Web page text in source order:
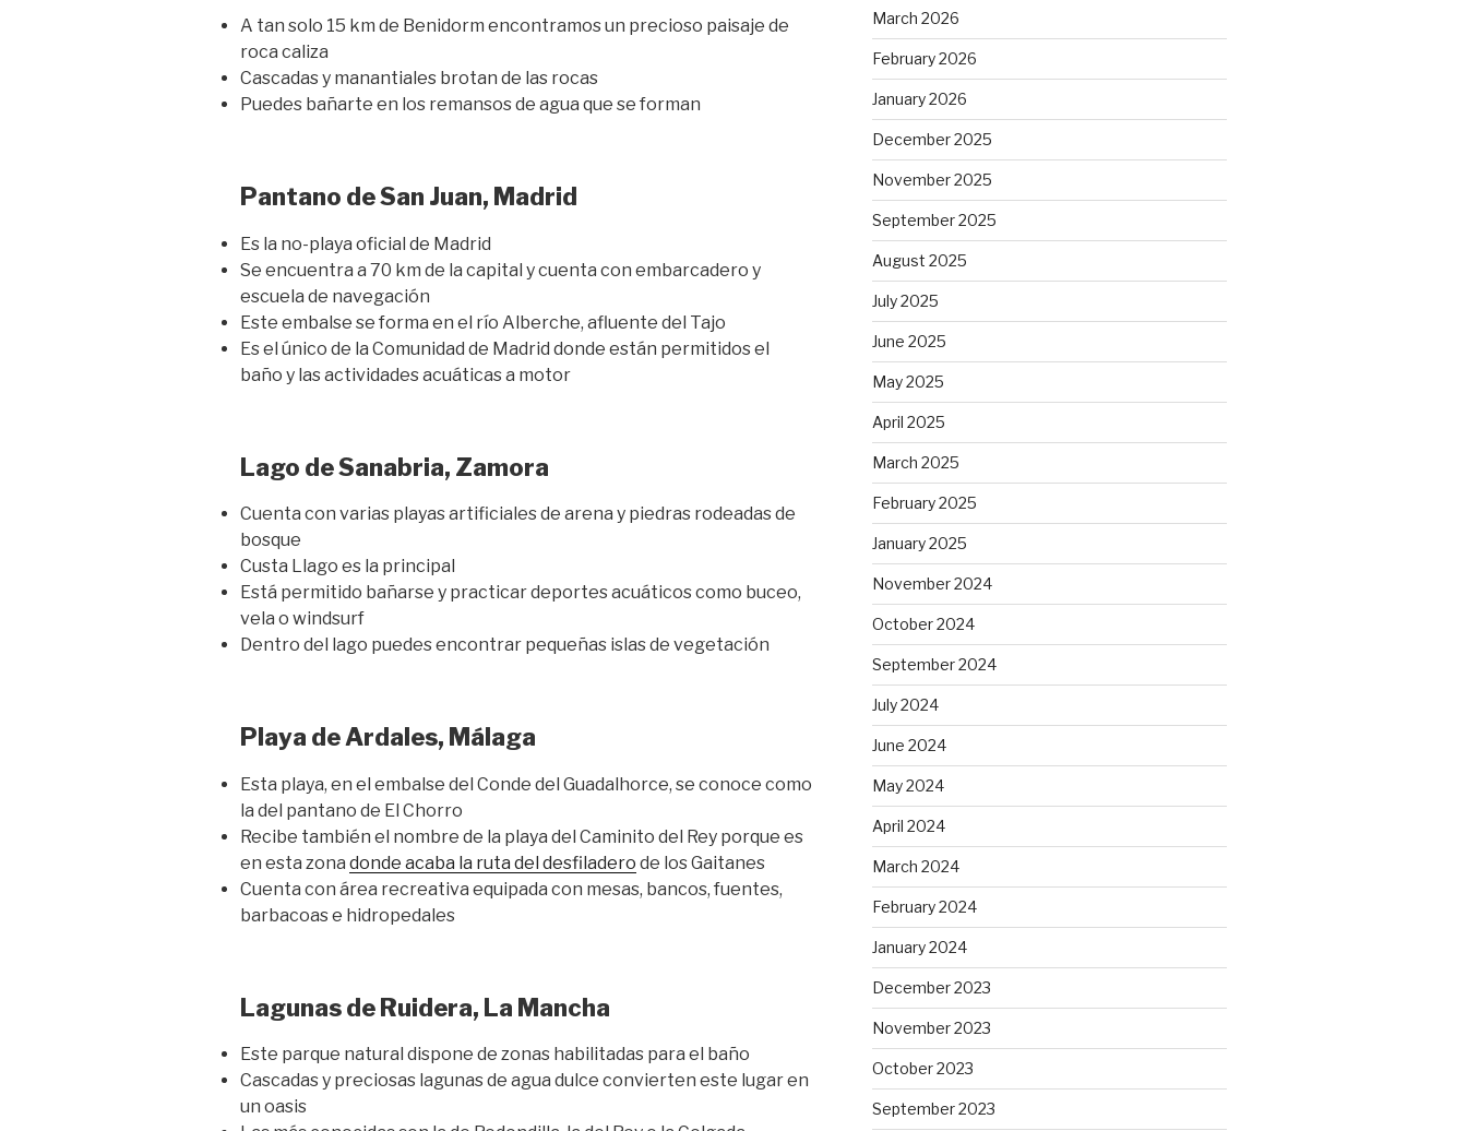
A tan solo 15 km de Benidorm encontramos un precioso paisaje de
roca caliza
Cascadas y manantiales brotan de las rocas
Puedes bañarte en los remansos de agua que se forman
Pantano de San Juan, Madrid
Es la no-playa oficial de Madrid
Se encuentra a 70 km de la capital y cuenta con embarcadero y
escuela de navegación
Este embalse se forma en el río Alberche, afluente del Tajo
Es el único de la Comunidad de Madrid donde están permitidos el
baño y las actividades acuáticas a motor
Lago de Sanabria, Zamora
Cuenta con varias playas artificiales de arena y piedras rodeadas de
bosque
Custa Llago es la principal
Está permitido bañarse y practicar deportes acuáticos como buceo,
vela o windsurf
Dentro del lago puedes encontrar pequeñas islas de vegetación
Playa de Ardales, Málaga
Esta playa, en el embalse del Conde del Guadalhorce, se conoce como
la del pantano de El Chorro
Recibe también el nombre de la playa del Caminito del Rey porque es
en esta zona donde acaba la ruta del desfiladero de los Gaitanes
Cuenta con área recreativa equipada con mesas, bancos, fuentes,
barbacoas e hidropedales
Lagunas de Ruidera, La Mancha
Este parque natural dispone de zonas habilitadas para el baño
Cascadas y preciosas lagunas de agua dulce convierten este lugar en
un oasis
March 2026
February 2026
January 2026
December 2025
November 2025
September 2025
August 2025
July 2025
June 2025
May 2025
April 2025
March 2025
February 2025
January 2025
November 2024
October 2024
September 2024
July 2024
June 2024
May 2024
April 2024
March 2024
February 2024
January 2024
December 2023
November 2023
October 2023
September 2023